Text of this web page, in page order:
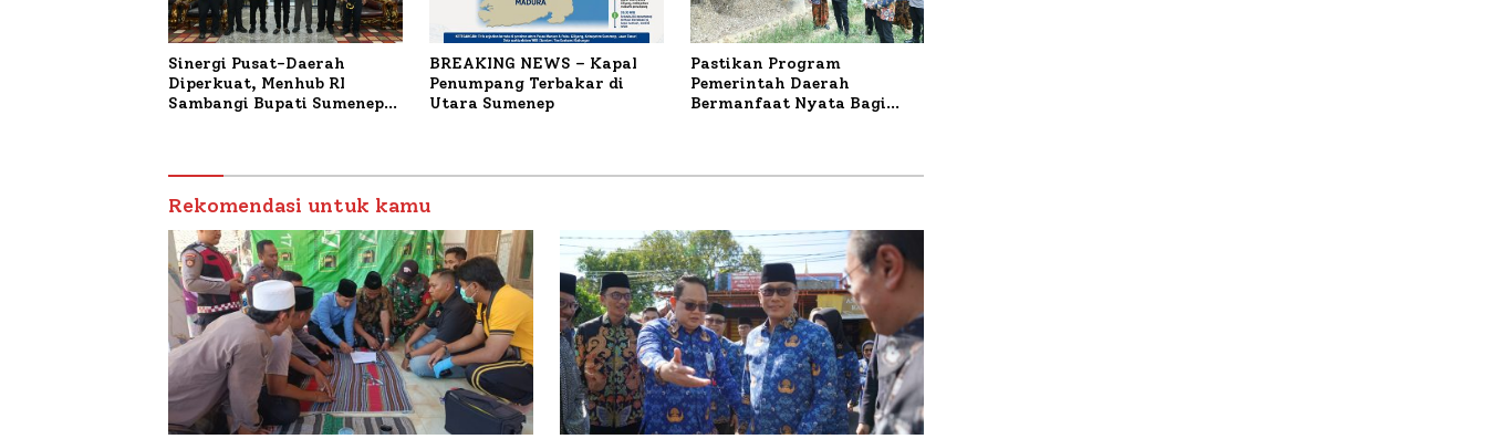
Sinergi Pusat-Daerah
Diperkuat, Menhub RI
Sambangi Bupati Sumenep
BREAKING NEWS – Kapal
Penumpang Terbakar di
Utara Sumenep
Pastikan Program
Pemerintah Daerah
Bermanfaat Nyata Bagi
Petelur di Desa Bataal Timur
Rekomendasi untuk kamu